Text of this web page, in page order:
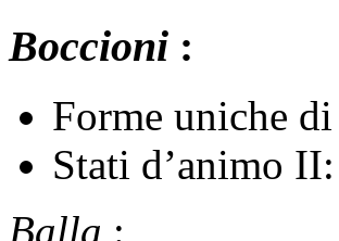
Boccioni :
Forme uniche
Stati d’animo
Balla :